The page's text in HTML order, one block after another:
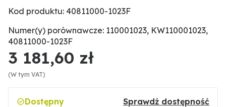
Kod produktu: 40811000-1023F
Numer(y) porównawcze: 110001023, KW110001023,
40811000-1023F
3 181,60 zł
(W tym VAT)
Dostępny Sprawdź dostępność